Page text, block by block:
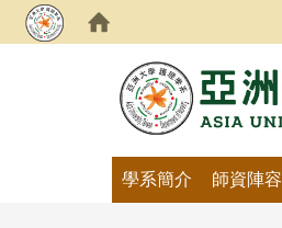
學系簡介 師資陣容